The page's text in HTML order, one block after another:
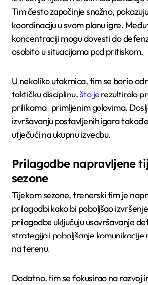
Tim često započinje snažno,
koordinaciju u svom planu igre.
koncentraciji mogu dovesti do
osobito u situacijama pod pritiskom.
U nekoliko utakmica, tim se borio
taktičku disciplinu,što je rezultiralo
prilikama i primljenim golovima.
izvršavanju postavljenih igara
utječući na ukupnu izvedbu.
Prilagodbe napravljene
sezone
Tijekom sezone, trenerski tim je
prilagodbi kako bi poboljšao
prilagodbe uključuju usavršavanje
strategija i poboljšanje komunikacije
na terenu.
Dodatno, tim se fokusirao na razvoj